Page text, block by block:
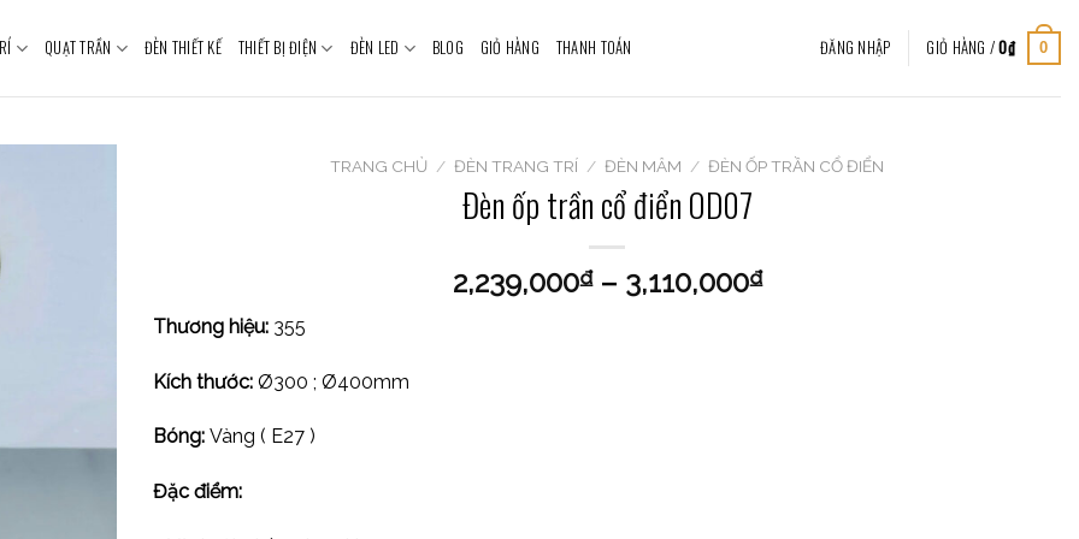
QUẠT TRẦN ĐÈN THIẾT KẾ THIẾT BỊ ĐIỆN ĐÈN LED BLOG GIỎ HÀNG THANH TOÁN ĐĂNG NHẬP GIỎ HÀNG /0₫ 0
TRANG CHỦ / ĐÈN TRANG TRÍ / ĐÈN MÂM / ĐÈN ỐP TRẦN CỔ ĐIỂN
Đèn ốp trần cổ điển OD07
2,239,000₫– 3,110,000₫
Thương hiệu: 355
Kích thước: Ø300 ; Ø400mm
Bóng: Vàng ( E27 )
Đặc điểm: